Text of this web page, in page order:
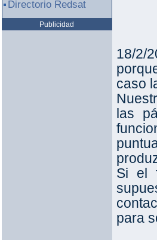
18/2/
caso
las
Si el
para
Directorio Redsat
Publicidad